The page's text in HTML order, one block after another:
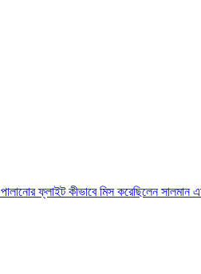
কীভাবে মিস করেছিলেন সালমান এফ রহমান